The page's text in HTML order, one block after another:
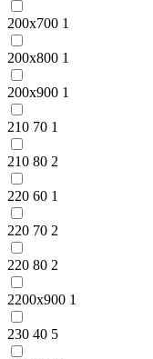
200x700 1
200x800 1
200x900 1
210 70 1
210 80 2
220 60 1
220 70 2
220 80 2
2200x900 1
230 40 5